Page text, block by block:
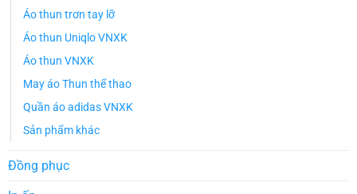
Áo thun trơn tay lỡ
Áo thun Uniqlo VNXK
Áo thun VNXK
May áo Thun thể thao
Quần áo adidas VNXK
Sản phẩm khác
Đồng phục